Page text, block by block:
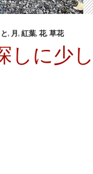
, 月, 紅葉, 花, 草花
しに少し